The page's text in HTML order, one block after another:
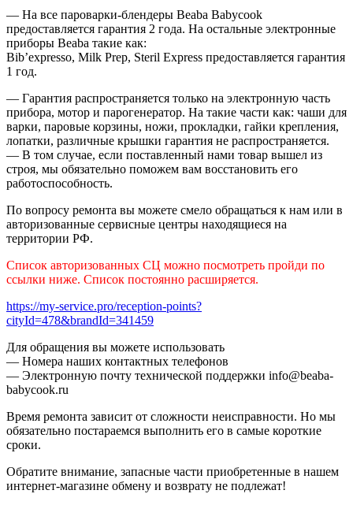
— На все пароварки-блендеры Beaba Babycook
предоставляется гарантия 2 года. На остальные электронные
приборы Beaba такие как:
Bib’expresso, Milk Prep, Steril Express предоставляется гарантия
1 год.
— Гарантия распространяется только на электронную часть
прибора, мотор и парогенератор. На такие части как: чаши для
варки, паровые корзины, ножи, прокладки, гайки крепления,
лопатки, различные крышки гарантия не распространяется.
— В том случае, если поставленный нами товар вышел из
строя, мы обязательно поможем вам восстановить его
работоспособность.
По вопросу ремонта вы можете смело обращаться к нам или в
авторизованные сервисные центры находящиеся на
территории РФ.
Список авторизованных СЦ можно посмотреть пройди по
ссылки ниже. Список постоянно расширяется.
https://my-service.pro/reception-points?
cityId=478&brandId=341459
Для обращения вы можете использовать
— Номера наших контактных телефонов
— Электронную почту технической поддержки info@beaba-
babycook.ru
Время ремонта зависит от сложности неисправности. Но мы
обязательно постараемся выполнить его в самые короткие
сроки.
Обратите внимание, запасные части приобретенные в нашем
интернет-магазине обмену и возврату не подлежат!